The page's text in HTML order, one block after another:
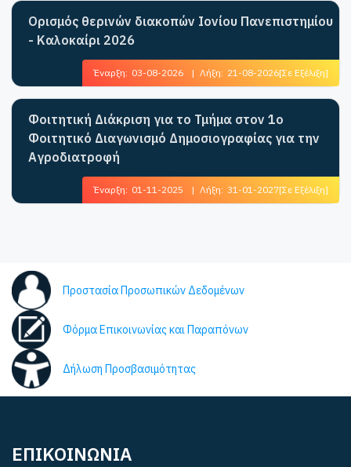
Ορισμός θερινών διακοπών Ιονίου Πανεπιστημίου
- Καλοκαίρι 2026
Έναρξη: 03-08-2026 | Λήξη: 21-08-2026[Σε Εξέλιξη]
Φοιτητική Διάκριση για το Τμήμα στον 1ο
Φοιτητικό Διαγωνισμό Δημοσιογραφίας για την
Αγροδιατροφή
Έναρξη: 01-11-2025 | Λήξη: 31-01-2027[Σε Εξέλιξη]
Προστασία Προσωπικών Δεδομένων
Φόρμα Επικοινωνίας και Παραπόνων
Δήλωση Προσβασιμότητας
ΕΠΙΚΟΙΝΩΝΙΑ